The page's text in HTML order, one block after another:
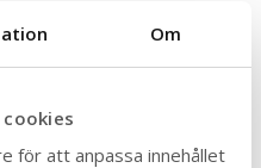
Om
för att anpassa innehållet